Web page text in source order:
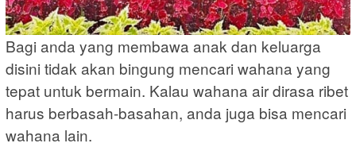
Bagi anda yang membawa anak dan keluarga
disini tidak akan bingung mencari wahana yang
tepat untuk bermain. Kalau wahana air dirasa ribet
harus berbasah-basahan, anda juga bisa mencari
wahana lain.